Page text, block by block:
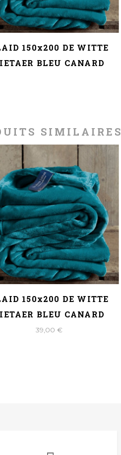
150x200 DE WITTE
BLEU CANARD
SIMILAIRES
150x200 DE WITTE
BLEU CANARD
39,00 €